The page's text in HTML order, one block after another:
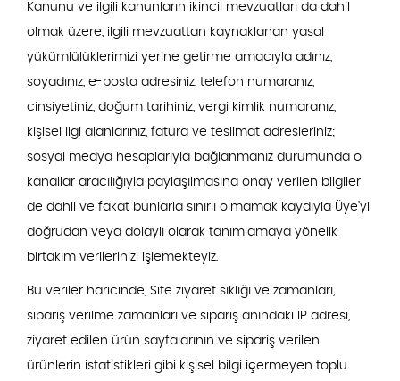
Kanunu ve ilgili kanunların ikincil mevzuatları da dahil
olmak üzere, ilgili mevzuattan kaynaklanan yasal
yükümlülüklerimizi yerine getirme amacıyla adınız,
soyadınız, e-posta adresiniz, telefon numaranız,
cinsiyetiniz, doğum tarihiniz, vergi kimlik numaranız,
kişisel ilgi alanlarınız, fatura ve teslimat adresleriniz;
sosyal medya hesaplarıyla bağlanmanız durumunda o
kanallar aracılığıyla paylaşılmasına onay verilen bilgiler
de dahil ve fakat bunlarla sınırlı olmamak kaydıyla Üye'yi
doğrudan veya dolaylı olarak tanımlamaya yönelik
birtakım verilerinizi işlemekteyiz.
Bu veriler haricinde, Site ziyaret sıklığı ve zamanları,
sipariş verilme zamanları ve sipariş anındaki IP adresi,
ziyaret edilen ürün sayfalarının ve sipariş verilen
ürünlerin istatistikleri gibi kişisel bilgi içermeyen toplu